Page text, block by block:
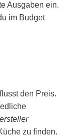
Ausgaben ein.
im Budget
den Preis.
zu finden.